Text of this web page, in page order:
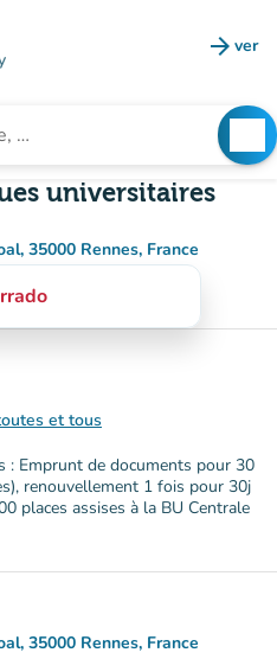
arrow_forward ver
universitaires
35000 Rennes, France
en Google Maps)
pestaña)
et tous
: Emprunt de documents pour 30
renouvellement 1 fois pour 30j
places assises à la BU Centrale
35000 Rennes, France
en Google Maps)
pestaña)